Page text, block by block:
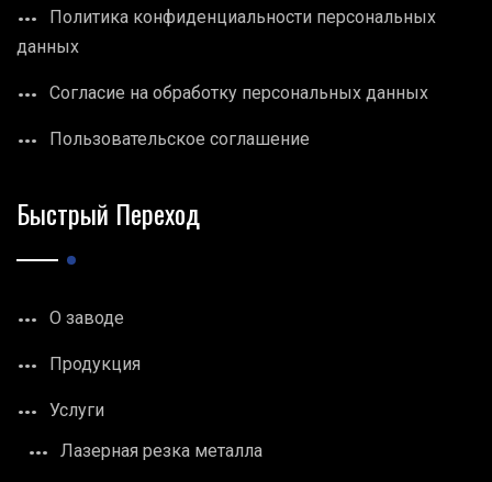
Политика конфиденциальности персональных
данных
Согласие на обработку персональных данных
Пользовательское соглашение
Быстрый Переход
О заводе
Продукция
Услуги
Лазерная резка металла